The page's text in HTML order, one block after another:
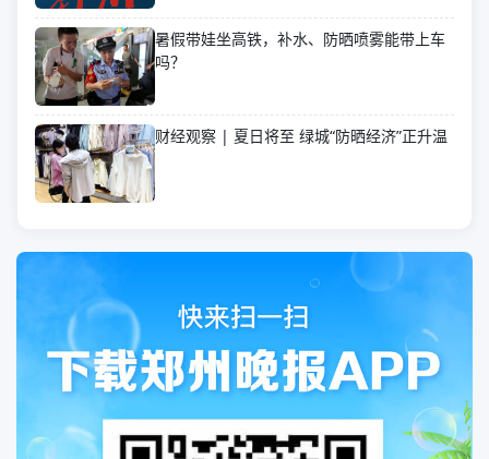
暑假带娃坐高铁，补水、防晒喷雾能带上车
吗？
财经观察 | 夏日将至 绿城“防晒经济”正升温